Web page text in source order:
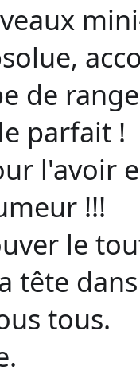
de
parfait !
l'avoir
!!!
le
tête
tous.